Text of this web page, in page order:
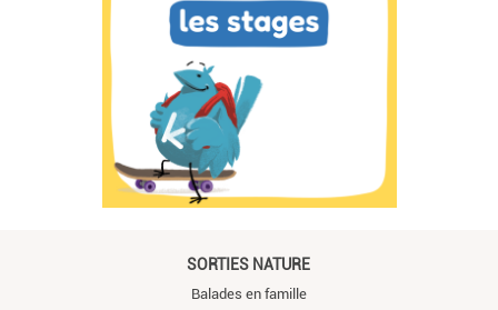
SORTIES NATURE
Balades en famille